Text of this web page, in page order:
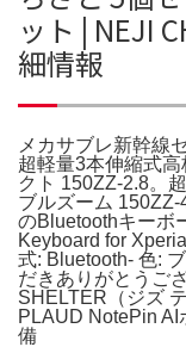
ット | NEJI
細情報
メカサブレ新幹線
超軽量3本伸縮式
クト 150ZZ-2.8。
ブルズーム
のBluetoothキーボ
Keyboard for
式: Bluetooth- 色:
だきありがとうご
SHELTER（ジズ
PLAUD NotePin
備